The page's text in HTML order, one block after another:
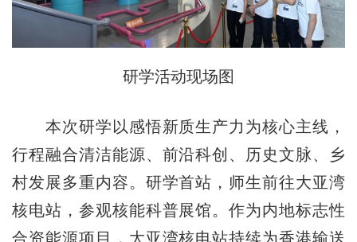
研学活动现场图
本次研学以感悟新质生产力为核心主线，
行程融合清洁能源、前沿科创、历史文脉、乡
村发展多重内容。研学首站，师生前往大亚湾
核电站，参观核能科普展馆。作为内地标志性
合资能源项目，大亚湾核电站持续为香港输送